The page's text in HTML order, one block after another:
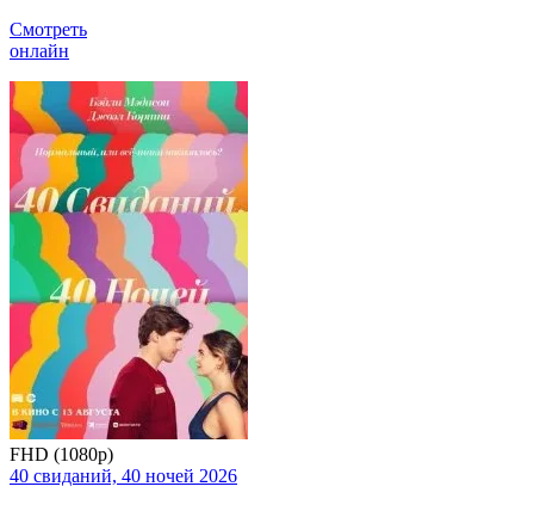
Смотреть
онлайн
FHD (1080p)
40 свиданий, 40 ночей 2026